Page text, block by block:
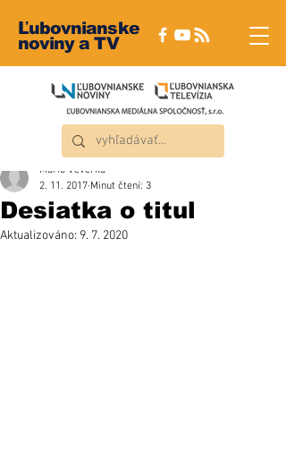
Ľubovnianske
noviny a TV
Desiatka o titul
Mário Veverka
2. 11. 2017 Minut čtení: 3
Aktualizováno: 9. 7. 2020